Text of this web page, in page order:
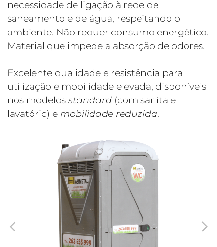
necessidade de ligação à rede de
saneamento e de água, respeitando o
ambiente. Não requer consumo energético.
Material que impede a absorção de odores.
Excelente qualidade e resistência para
utilização e mobilidade elevada, disponíveis
nos modelos standard (com sanita e
lavatório) e mobilidade reduzida.